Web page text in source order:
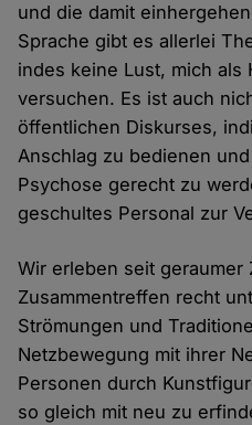
und die damit
Sprache gibt es allerlei
indes keine Lust, mich als
versuchen. Es ist auch
öffentlichen Diskurses,
Anschlag zu bedienen
Psychose gerecht zu
geschultes Personal zur
Wir erleben seit geraumer
Zusammentreffen recht
Strömungen und
Netzbewegung mit ihrer
Personen durch
so gleich mit neu zu